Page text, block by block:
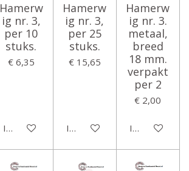
Hamerw
ig nr. 3,
per 10
stuks.
€ 6,35
In winkelwagen
Hamerw
ig nr. 3,
per 25
stuks.
€ 15,65
In winkelwagen
Hamerw
ig nr. 3.
metaal,
breed
18 mm.
verpakt
per 2
€ 2,00
In